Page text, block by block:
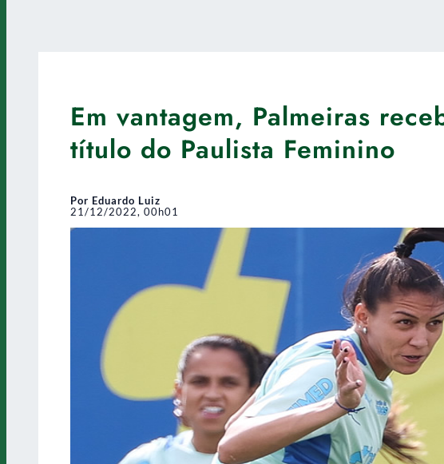
Em vantagem, Palmeiras
título do Paulista Feminino
Por Eduardo Luiz
21/12/2022, 00h01